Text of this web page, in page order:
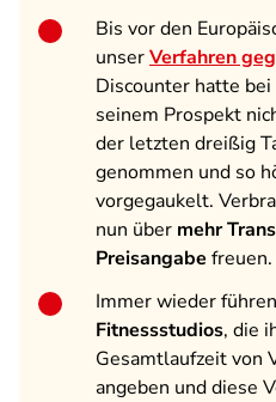
Bis vor den
unserVerfahren
Discounter hatte
seinem Prospekt
der letzten dreißig
genommen und so
vorgegaukelt.
nun über mehr
Preisangabe freuen.
Immer wieder
Fitnessstudios, die
Gesamtlaufzeit von
angeben und diese